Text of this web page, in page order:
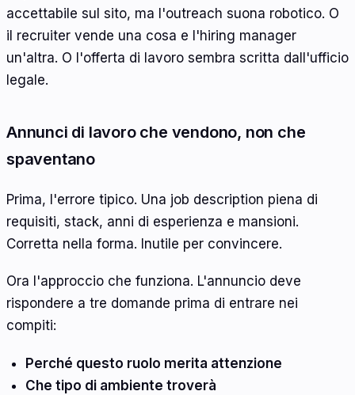
accettabile sul sito, ma l'outreach suona robotico. O
il recruiter vende una cosa e l'hiring manager
un'altra. O l'offerta di lavoro sembra scritta dall'ufficio
legale.
Annunci di lavoro che vendono, non che
spaventano
Prima, l'errore tipico. Una job description piena di
requisiti, stack, anni di esperienza e mansioni.
Corretta nella forma. Inutile per convincere.
Ora l'approccio che funziona. L'annuncio deve
rispondere a tre domande prima di entrare nei
compiti:
Perché questo ruolo merita attenzione
Che tipo di ambiente troverà